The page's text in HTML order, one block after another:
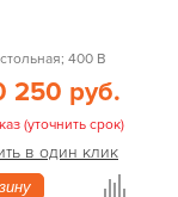
400 В
250 руб.
(уточнить срок)
в один клик